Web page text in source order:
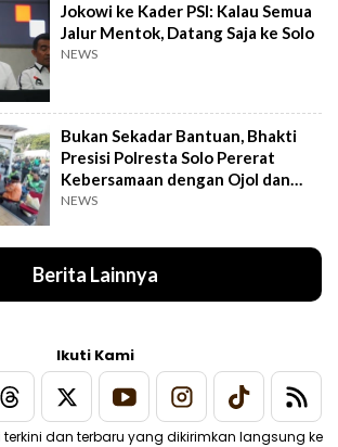
Jokowi ke Kader PSI: Kalau Semua
Jalur Mentok, Datang Saja ke Solo
NEWS
Bukan Sekadar Bantuan, Bhakti
Presisi Polresta Solo Pererat
Kebersamaan dengan Ojol dan
Supeltas
NEWS
Berita Lainnya
Ikuti Kami
dan terbaru yang dikirimkan langsung ke